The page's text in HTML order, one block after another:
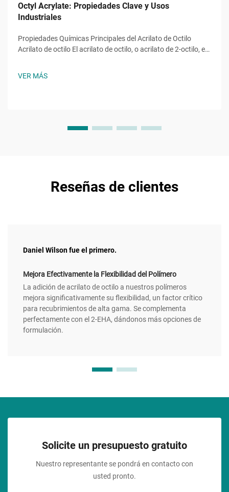
Octyl Acrylate: Propiedades Clave y Usos
Industriales
Propiedades Químicas Principales del Acrilato de Octilo
Acrilato de octilo El acrilato de octilo, o acrilato de 2-octilo, es
una molécula con una cadena alquilo de ocho carbonos
VER MÁS
Reseñas de clientes
Daniel Wilson fue el primero.
Mejora Efectivamente la Flexibilidad del Polímero
La adición de acrilato de octilo a nuestros polímeros
mejora significativamente su flexibilidad, un factor crítico
para recubrimientos de alta gama. Se complementa
perfectamente con el 2-EHA, dándonos más opciones de
formulación.
Solicite un presupuesto gratuito
Nuestro representante se pondrá en contacto con
usted pronto.